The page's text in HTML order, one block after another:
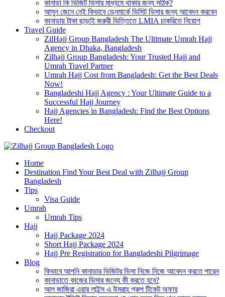
কানাডা কি ভিজিট ভিসার মাধ্যমে থাকার জন্য সঠিক?
আসুন জেনে নেই কিভাবে ডেনমার্কে ভিসিট ভিসার জন্য আবেদন করবেন
কানাডায় টাকা ছাড়াই জরুরী ভিত্তিতে LMIA চাকরিতে নিয়োগ
Travel Guide
ZilHajj Group Bangladesh The Ultimate Umrah Hajj
Agency in Dhaka, Bangladesh
Zilhajj Group Bangladesh: Your Trusted Hajj and
Umrah Travel Partner
Umrah Hajj Cost from Bangladesh: Get the Best Deals
Now!
Bangladeshi Hajj Agency : Your Ultimate Guide to a
Successful Hajj Journey
Hajj Agencies in Bangladesh: Find the Best Options
Here!
Checkout
জিলহজ্জ গ্রুপ বাংলাদেশ
Best Hajj Umrah Travel Tour Agent in Bangladesh
Home
Destination Find Your Best Deal with Zilhajj Group
Bangladesh
Tips
Visa Guide
Umrah
Umrah Tips
Hajj
Hajj Package 2024
Short Hajj Package 2024
Hajj Pre Registration for Bangladeshi Pilgrimage
Blog
কিভাবে আপনি কানাডার ভিজিটর ভিসা নিজে নিজে আবেদন করতে পারেন
কানাডাতে কাজের ভিসার জন্যে কী করতে হবে?
আল জাজিরা এয়ার লাইন্স এ উমরাহ গ্রুপ টিকেট অফার